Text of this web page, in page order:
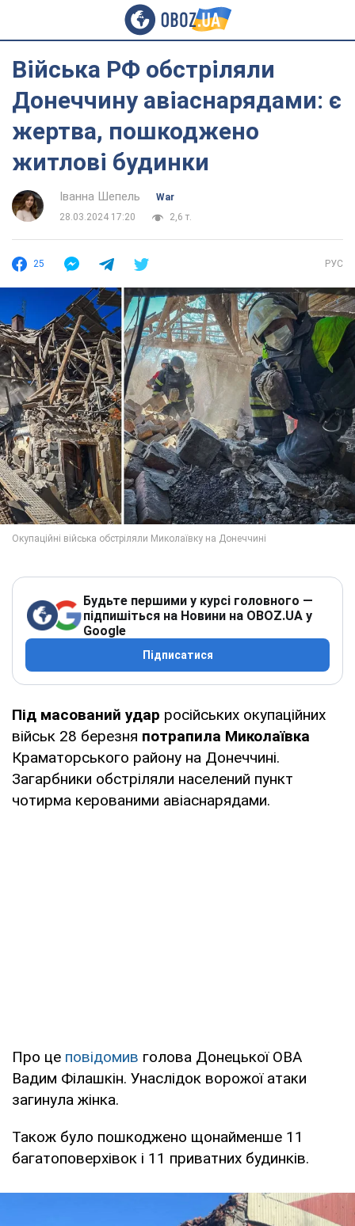
Війська РФ обстріляли
Донеччину авіаснарядами: є
жертва, пошкоджено
житлові будинки
Іванна Шепель
War
28.03.2024 17:20
2,6 т.
25 РУС
Будьте першими у курсі головного —
підпишіться на Новини на OBOZ.UA у
Google
Підписатися
Під масований удар російських окупаційних
військ 28 березня потрапила Миколаївка
Краматорського району на Донеччині.
Загарбники обстріляли населений пункт
чотирма керованими авіаснарядами.
Про це повідомив голова Донецької ОВА
Вадим Філашкін. Унаслідок ворожої атаки
загинула жінка.
Також було пошкоджено щонайменше 11
багатоповерхівок і 11 приватних будинків.